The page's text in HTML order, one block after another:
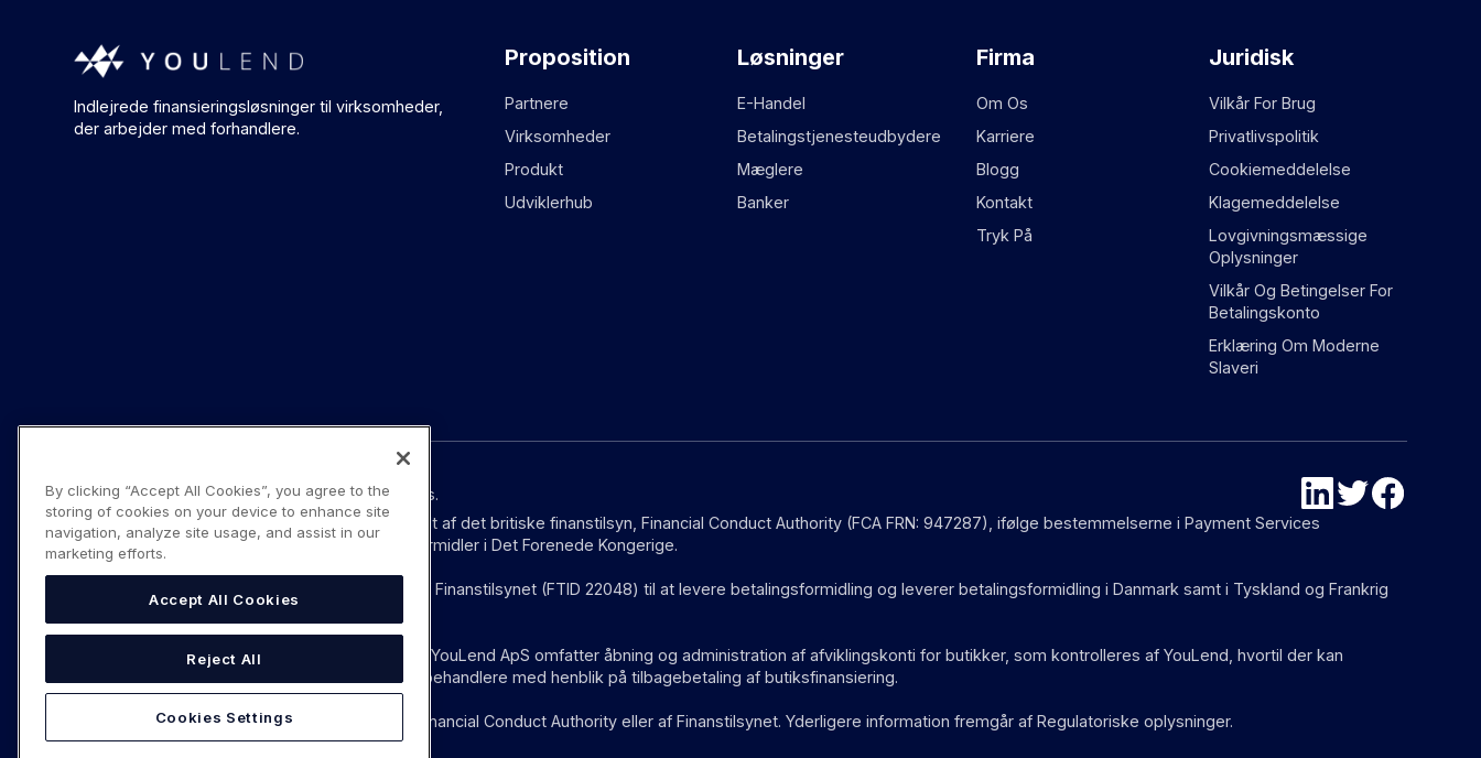
Indlejrede finansieringsløsninger til virksomheder,
der arbejder med forhandlere.
Proposition
Partnere
Virksomheder
Produkt
Udviklerhub
Løsninger
E-Handel
Betalingstjenesteudbydere
Mæglere
Banker
Firma
Om Os
Karriere
Blogg
Kontakt
Tryk På
Juridisk
Vilkår For Brug
Privatlivspolitik
Cookiemeddelelse
Klagemeddelelse
Lovgivningsmæssige
Oplysninger
Vilkår Og Betingelser For
Betalingskonto
Erklæring Om Moderne
Slaveri
© YouLend Limited. Alle rettigheder forbeholdes.
YouLend Limited er et betalingsinstitut godkendt af det britiske finanstilsyn, Financial Conduct Authority (FCA FRN: 947287), ifølge bestemmelserne i Payment Services
Regulations 2017 (SI 2017/752) som betalingsformidler i Det Forenede Kongerige.
YouLend ApS er et betalingsinstitut godkendt af Finanstilsynet (FTID 22048) til at levere betalingsformidling og leverer betalingsformidling i Danmark samt i Tyskland og Frankrig
ifølge EU’s pasordning.
Betalingsformidling ydet af YouLend Limited og YouLend ApS omfatter åbning og administration af afviklingskonti for butikker, som kontrolleres af YouLend, hvortil der kan
overføres pengemidler fra salgssteder og kortbehandlere med henblik på tilbagebetaling af butiksfinansiering.
YouLends butiksfinansiering reguleres ikke af Financial Conduct Authority eller af Finanstilsynet. Yderligere information fremgår af Regulatoriske oplysninger.
By clicking “Accept All Cookies”, you agree to the
storing of cookies on your device to enhance site
navigation, analyze site usage, and assist in our
marketing efforts.
Accept All Cookies
Reject All
Cookies Settings